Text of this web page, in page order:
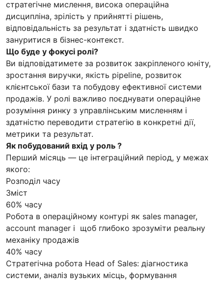
стратегічне мислення, висока операційна
дисципліна, зрілість у прийнятті рішень,
відповідальність за результат і здатність швидко
зануритися в бізнес-контекст.
Що буде у фокусі ролі?
Ви відповідатимете за розвиток закріпленого юніту,
зростання виручки, якість pipeline, розвиток
клієнтської бази та побудову ефективної системи
продажів. У ролі важливо поєднувати операційне
розуміння ринку з управлінським мисленням і
здатністю переводити стратегію в конкретні дії,
метрики та результат.
Як побудований вхід у роль ?
Перший місяць — це інтеграційний період, у межах
якого:
Розподіл часу
Зміст
60% часу
Робота в операційному контурі як sales manager,
account manager і щоб глибоко зрозуміти реальну
механіку продажів
40% часу
Стратегічна робота Head of Sales: діагностика
системи, аналіз вузьких місць, формування